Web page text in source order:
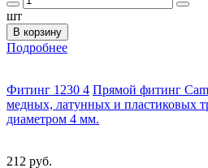
шт
В корзину
Подробнее
Фитинг 1230 4 Прямой фитинг
медных, латунных и пластиковых
диаметром 4 мм.
212 руб.